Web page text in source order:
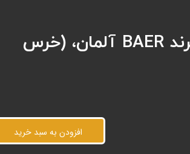
کیت کامل هلی کویل M3_M12، برند BAER آلمان، (خرس
افزودن به سبد خرید